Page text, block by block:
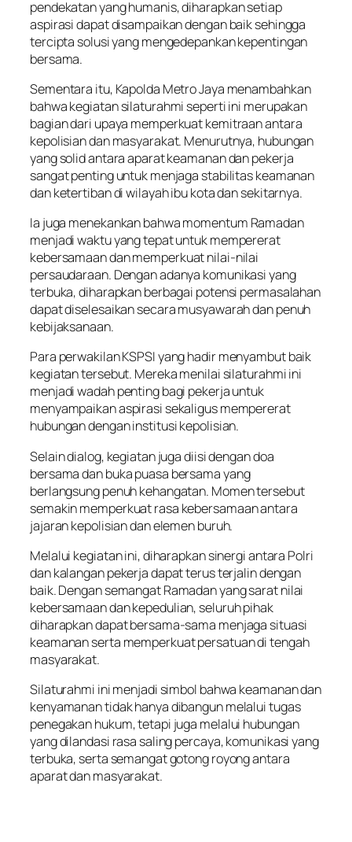
pendekatan yang humanis, diharapkan setiap
aspirasi dapat disampaikan dengan baik sehingga
tercipta solusi yang mengedepankan kepentingan
bersama.
Sementara itu, Kapolda Metro Jaya menambahkan
bahwa kegiatan silaturahmi seperti ini merupakan
bagian dari upaya memperkuat kemitraan antara
kepolisian dan masyarakat. Menurutnya, hubungan
yang solid antara aparat keamanan dan pekerja
sangat penting untuk menjaga stabilitas keamanan
dan ketertiban di wilayah ibu kota dan sekitarnya.
Ia juga menekankan bahwa momentum Ramadan
menjadi waktu yang tepat untuk mempererat
kebersamaan dan memperkuat nilai-nilai
persaudaraan. Dengan adanya komunikasi yang
terbuka, diharapkan berbagai potensi permasalahan
dapat diselesaikan secara musyawarah dan penuh
kebijaksanaan.
Para perwakilan KSPSI yang hadir menyambut baik
kegiatan tersebut. Mereka menilai silaturahmi ini
menjadi wadah penting bagi pekerja untuk
menyampaikan aspirasi sekaligus mempererat
hubungan dengan institusi kepolisian.
Selain dialog, kegiatan juga diisi dengan doa
bersama dan buka puasa bersama yang
berlangsung penuh kehangatan. Momen tersebut
semakin memperkuat rasa kebersamaan antara
jajaran kepolisian dan elemen buruh.
Melalui kegiatan ini, diharapkan sinergi antara Polri
dan kalangan pekerja dapat terus terjalin dengan
baik. Dengan semangat Ramadan yang sarat nilai
kebersamaan dan kepedulian, seluruh pihak
diharapkan dapat bersama-sama menjaga situasi
keamanan serta memperkuat persatuan di tengah
masyarakat.
Silaturahmi ini menjadi simbol bahwa keamanan dan
kenyamanan tidak hanya dibangun melalui tugas
penegakan hukum, tetapi juga melalui hubungan
yang dilandasi rasa saling percaya, komunikasi yang
terbuka, serta semangat gotong royong antara
aparat dan masyarakat.